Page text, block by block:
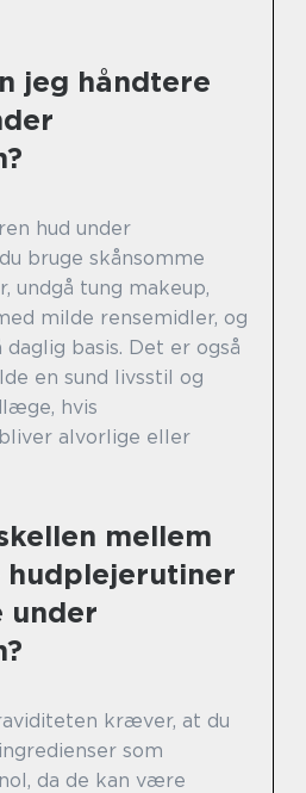
jeg håndtere
hud under
bruge skånsomme
undgå tung makeup,
milde rensemidler, og
basis. Det er også
en sund livsstil og
hvis
alvorlige eller
mellem
hudplejerutiner
under
kræver, at du
som
da de kan være